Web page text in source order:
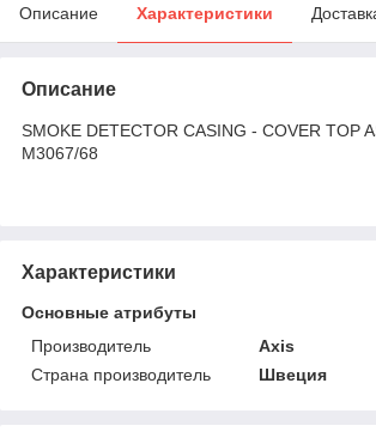
Описание Характеристики
Описание
SMOKE DETECTOR CASING - COVER TOP
M3067/68
Характеристики
Основные атрибуты
Производитель
Axis
Страна производитель
Швеция